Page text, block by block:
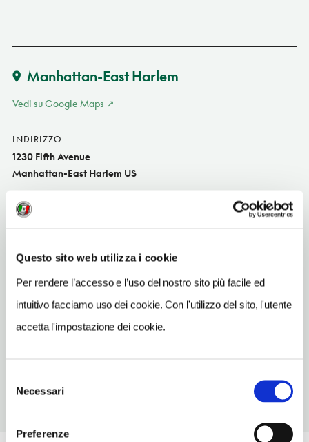
Questo sito web utilizza i cookie
Per rendere l’accesso e l’uso del nostro sito più facile ed
intuitivo facciamo uso dei cookie. Con l'utilizzo del sito, l'utente
accetta l'impostazione dei cookie.
delNecessari
Preferenze
Manhattan-East Harlem
Vedi su Google Maps
INDIRIZZO
1230 Fifth Avenue
Manhattan-East Harlem US
SITO WEB
www.bht.org
info@bht.org
2129882012